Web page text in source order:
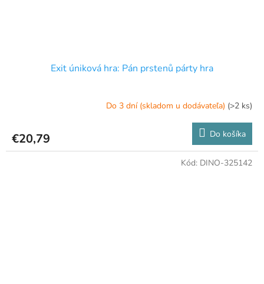
Exit úniková hra: Pán prstenů párty hra
Do 3 dní (skladom u dodávateľa) (>2 ks)
€20,79 Do košíka
Kód: DINO-325142